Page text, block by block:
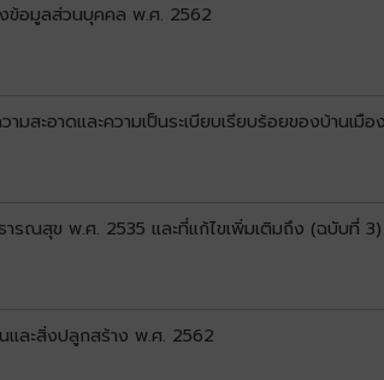
อมูลส่วนบุคคล พ.ศ. 2562
สะอาดและความเป็นระเบียบเรียบร้อยของบ้านเ
รณสุข พ.ศ. 2535 และที่แก้ไขเพิ่มเติมถึง (ฉบับที่
ละสิ่งปลูกสร้าง พ.ศ. 2562